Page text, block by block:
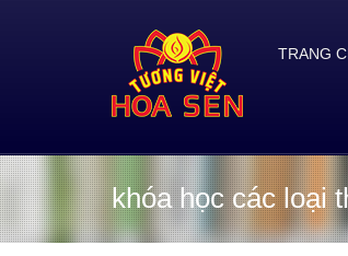
TRANG
khóa học các loại